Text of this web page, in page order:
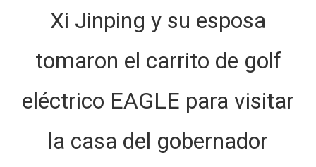
Xi Jinping y su esposa
tomaron el carrito de golf
eléctrico EAGLE para visitar
la casa del gobernador